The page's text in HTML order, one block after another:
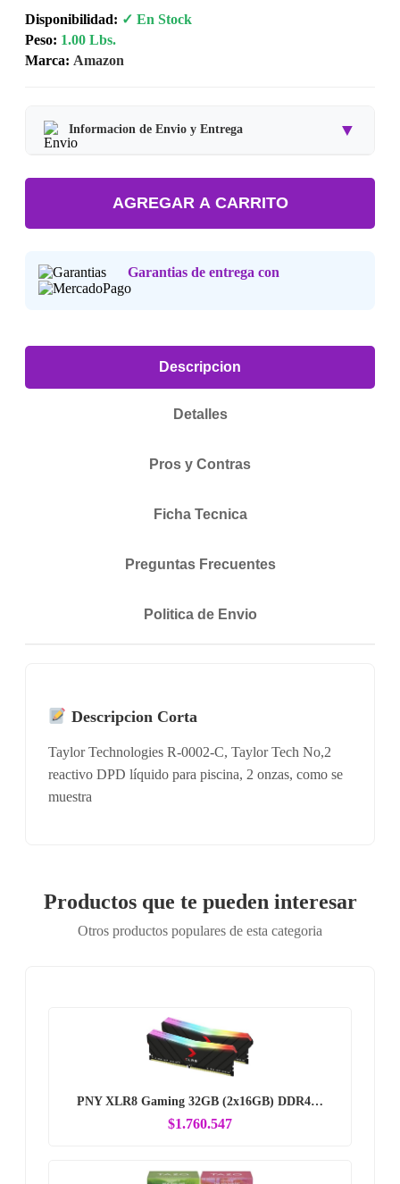
Disponibilidad: ✓ En Stock
Peso: 1.00 Lbs.
Marca: Amazon
Informacion de Envio y Entrega ▼
Tipo de producto:Producto Importado.
Tiempo de entrega:Estimado de 7 a 15 dias habiles.
Consulta nuestra Politica de Devoluciones.
AGREGAR A CARRITO
Garantias de entrega con
Descripcion
Detalles
Pros y Contras
Ficha Tecnica
Preguntas Frecuentes
Politica de Envio
Descripcion Corta
Taylor Technologies R-0002-C, Taylor Tech No,2
reactivo DPD líquido para piscina, 2 onzas, como se
muestra
Productos que te pueden interesar
Otros productos populares de esta categoria
PNY XLR8 Gaming 32GB (2x16GB) DDR4…
$1.760.547